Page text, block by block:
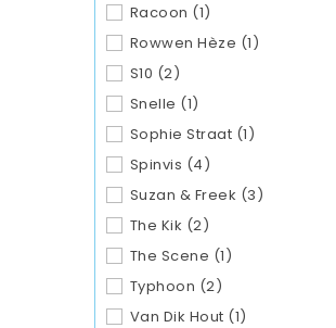
Racoon (1)
Rowwen Hèze (1)
S10 (2)
Snelle (1)
Sophie Straat (1)
Spinvis (4)
Suzan & Freek (3)
The Kik (2)
The Scene (1)
Typhoon (2)
Van Dik Hout (1)